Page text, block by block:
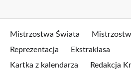
Mistrzostwa Świata
Reprezentacja
Ekstraklasa
Kartka z kalendarza
Redakcja